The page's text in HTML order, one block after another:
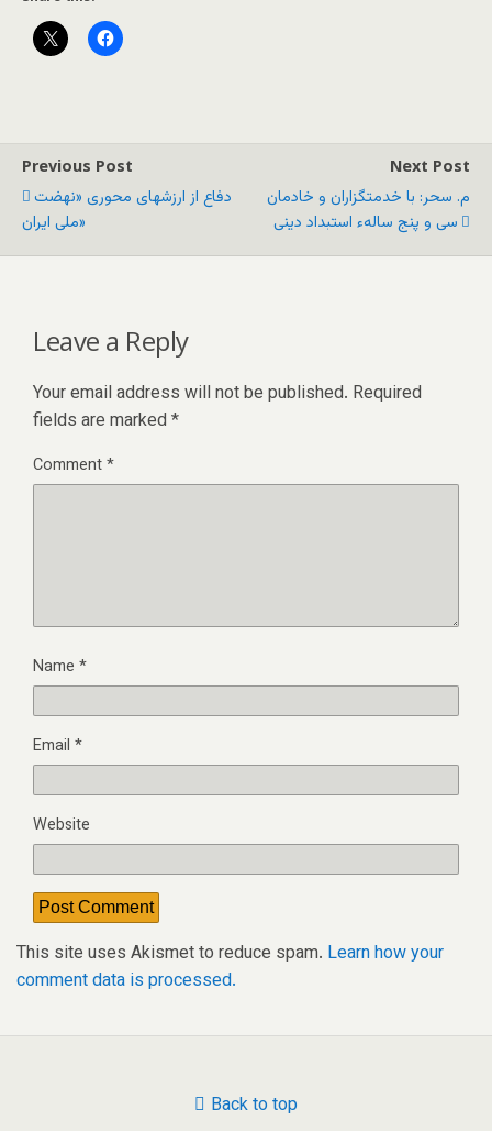
Previous Post
دفاع از ارزشهای محوری «نهضت
ملی ايران»
Next Post
م. سحر: با خدمتگزاران و خادمان
سی و پنج سالهء استبداد دینی
Leave a Reply
Your email address will not be published. Required
fields are marked *
Comment*
Name *
Email *
Website
This site uses Akismet to reduce spam. Learn how your
comment data is processed.
Back to top